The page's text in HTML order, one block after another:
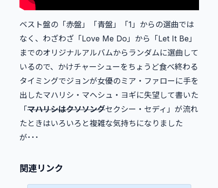
ベスト盤の「赤盤」「青盤」「1」からの選曲では
なく、わざわざ「Love Me Do」から「Let It Be」
までのオリジナルアルバムからランダムに選曲して
いるので、かけチャーシューをちょうど食べ終わる
タイミングでジョンが女優のミア・ファローに手を
出したマハリシ・マヘシュ・ヨギに失望して書いた
「マハリシはクソソングセクシー・セディ」が流れ
たときはいろいろと複雑な気持ちになりました
が･･･
関連リンク